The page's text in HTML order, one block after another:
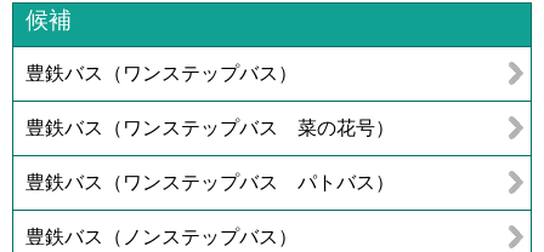
候補
豊鉄バス（ワンステップバス）
豊鉄バス（ワンステップバス 菜の花号）
豊鉄バス（ワンステップバス パトバス）
豊鉄バス（ノンステップバス）